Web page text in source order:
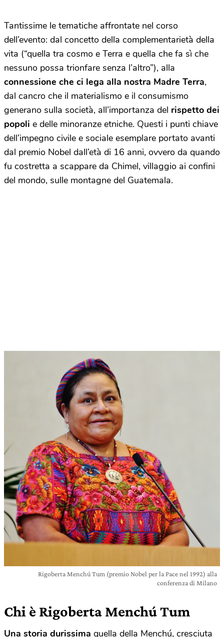
Tantissime le tematiche affrontate nel corso
dell’evento: dal concetto della complementarietà della
vita (“quella tra cosmo e Terra e quella che fa sì che
nessuno possa trionfare senza l’altro”), alla
connessione che ci lega alla nostra Madre Terra,
dal cancro che il materialismo e il consumismo
generano sulla società, all’importanza del rispetto dei
popoli e delle minoranze etniche. Questi i punti chiave
dell’impegno civile e sociale esemplare portato avanti
dal premio Nobel dall’età di 16 anni, ovvero da quando
fu costretta a scappare da Chimel, villaggio ai confini
del mondo, sulle montagne del Guatemala.
Rigoberta Menchú Tum (premio Nobel per la Pace nel 1992) alla
conferenza di Milano
Chi è Rigoberta Menchú Tum
Una storia durissima quella della Menchú, cresciuta